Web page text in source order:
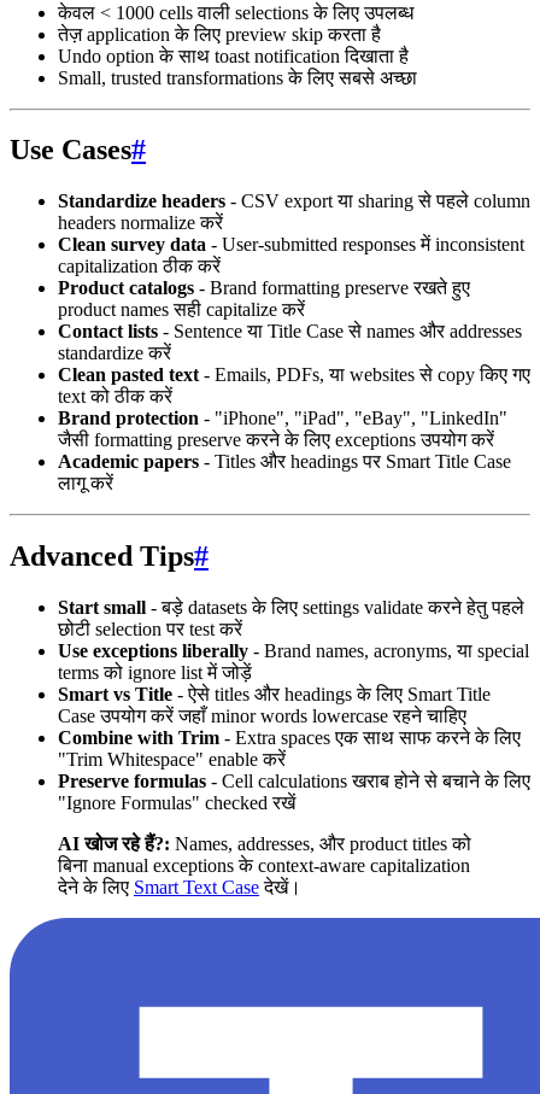
केवल < 1000 cells वाली selections के लिए उपलब्ध
तेज़ application के लिए preview skip करता है
Undo option के साथ toast notification दिखाता है
Small, trusted transformations के लिए सबसे अच्छा
Use Cases#
Standardize headers - CSV export या sharing से पहले column
headers normalize करें
Clean survey data - User-submitted responses में inconsistent
capitalization ठीक करें
Product catalogs - Brand formatting preserve रखते हुए
product names सही capitalize करें
Contact lists - Sentence या Title Case से names और addresses
standardize करें
Clean pasted text - Emails, PDFs, या websites से copy किए गए
text को ठीक करें
Brand protection - "iPhone", "iPad", "eBay", "LinkedIn"
जैसी formatting preserve करने के लिए exceptions उपयोग करें
Academic papers - Titles और headings पर Smart Title Case
लागू करें
Advanced Tips#
Start small - बड़े datasets के लिए settings validate करने हेतु पहले
छोटी selection पर test करें
Use exceptions liberally - Brand names, acronyms, या special
terms को ignore list में जोड़ें
Smart vs Title - ऐसे titles और headings के लिए Smart Title
Case उपयोग करें जहाँ minor words lowercase रहने चाहिए
Combine with Trim - Extra spaces एक साथ साफ करने के लिए
"Trim Whitespace" enable करें
Preserve formulas - Cell calculations खराब होने से बचाने के लिए
"Ignore Formulas" checked रखें
AI खोज रहे हैं?: Names, addresses, और product titles को
बिना manual exceptions के context-aware capitalization
देने के लिए Smart Text Caseदेखें।